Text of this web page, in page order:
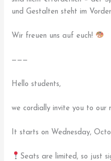
und Gestalten steht im
Wir freuen uns auf euch!
———
Hello students,
we cordially invite you to our
It starts on Wednesday,
Seats are limited, so just